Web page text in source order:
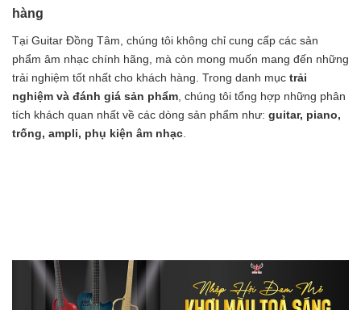
hàng
Tại Guitar Đồng Tâm, chúng tôi không chỉ cung cấp các sản
phẩm âm nhạc chính hãng, mà còn mong muốn mang đến những
trải nghiệm tốt nhất cho khách hàng. Trong danh mục trải
nghiệm và đánh giá sản phẩm , chúng tôi tổng hợp những phân
tích khách quan nhất về các dòng sản phẩm như: guitar, piano,
trống, ampli, phụ kiện âm nhạc